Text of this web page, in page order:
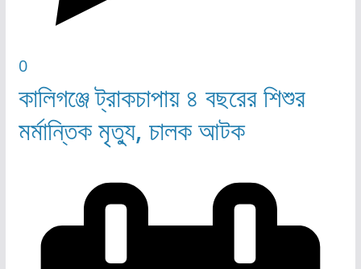
0
কালিগঞ্জে ট্রাকচাপায় ৪ বছরের শিশুর
মর্মান্তিক মৃত্যু, চালক আটক